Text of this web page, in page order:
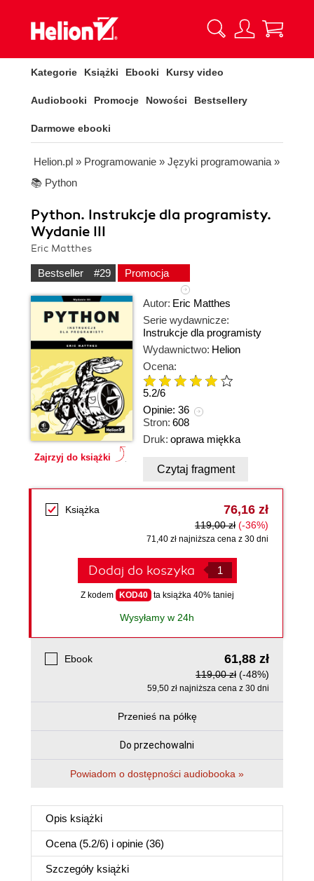
Kategorie Książki Ebooki Kursy video
Audiobooki Promocje Nowości Bestsellery
Darmowe ebooki
Helion.pl » Programowanie » Języki programowania »
📚 Python
Python. Instrukcje dla programisty.
Wydanie III
Eric Matthes
Bestseller #29 Promocja
Zajrzyj do książki
Autor: Eric Matthes
Serie wydawnicze:
Instrukcje dla programisty
Wydawnictwo: Helion
Ocena:
5.2/6
Opinie: 36
Stron: 608
Druk: oprawa miękka
Czytaj fragment
Książka 76,16 zł
119,00 zł (-36%)
71,40 zł najniższa cena z 30 dni
Dodaj do koszyka
Z kodem KOD40 ta książka 40% taniej
Wysyłamy w 24h
Ebook 61,88 zł
119,00 zł (-48%)
59,50 zł najniższa cena z 30 dni
Przenieś na półkę
Do przechowalni
Powiadom o dostępności audiobooka »
Opis książki
Ocena (5.2/6) i opinie (36)
Szczegóły książki